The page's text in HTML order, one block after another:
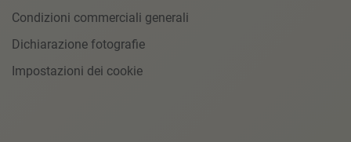
Condizioni commerciali generali
Dichiarazione fotografie
Impostazioni dei cookie